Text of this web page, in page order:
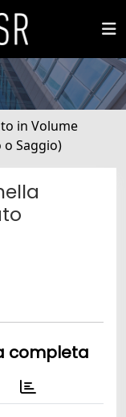
in Volume
Saggio)
completa